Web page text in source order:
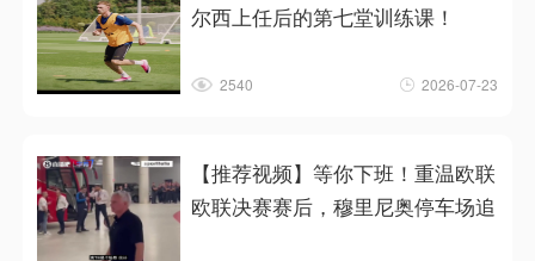
尔西上任后的第七堂训练课！
2540 2026-07-23
【推荐视频】等你下班！重温欧联
欧联决赛赛后，穆里尼奥停车场追